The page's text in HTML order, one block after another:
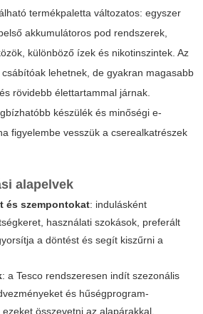
termékpaletta változatos: egyszer
akkumulátoros pod rendszerek,
különböző ízek és nikotinszintek. Az
lehetnek, de gyakran magasabb
rövidebb élettartammal járnak.
készülék és minőségi e-
figyelembe vesszük a cserealkatrészek
alapelvek
és szempontokat: indulásként
használati szokások, preferált
a döntést és segít kiszűrni a
: a Tesco rendszeresen indít szezonális
és hűségprogram-
összevetni az alapárakkal.